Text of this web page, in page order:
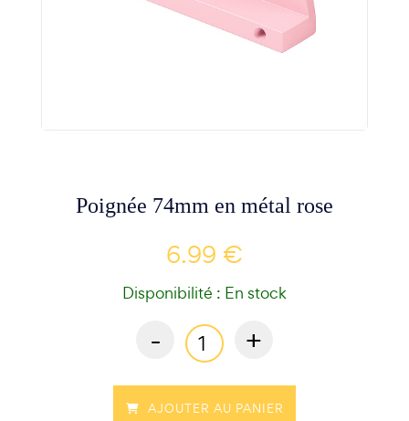
Poignée 74mm en métal rose
6.99 €
Disponibilité : En stock
- +
AJOUTER AU PANIER